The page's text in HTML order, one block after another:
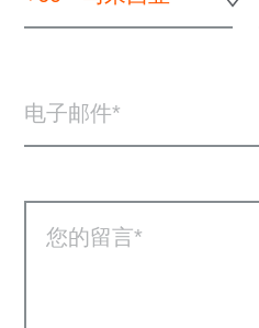
电子邮件
您的留言